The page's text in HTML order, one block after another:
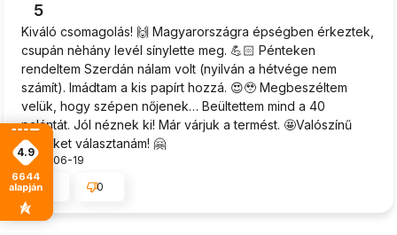
5
Kiváló csomagolás! 🙌 Magyarországra épségben érkeztek,
csupán nèhány levél sínylette meg. 💪🏻 Pénteken
rendeltem Szerdán nálam volt (nyilván a hétvége nem
számít). Imádtam a kis papírt hozzá. 😍🥹 Megbeszéltem
velük, hogy szépen nőjenek… Beültettem mind a 40
palántát. Jól néznek ki! Már várjuk a termést. 🤩Valószínű
újra őket választanám! 🤗
2026-06-19
0
0
4.9
6644
alapján